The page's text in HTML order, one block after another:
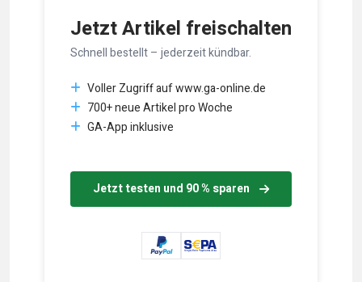
Jetzt Artikel freischalten
Schnell bestellt – jederzeit kündbar.
Voller Zugriff auf www.ga-online.de
700+ neue Artikel pro Woche
GA-App inklusive
Jetzt testen und 90 % sparen